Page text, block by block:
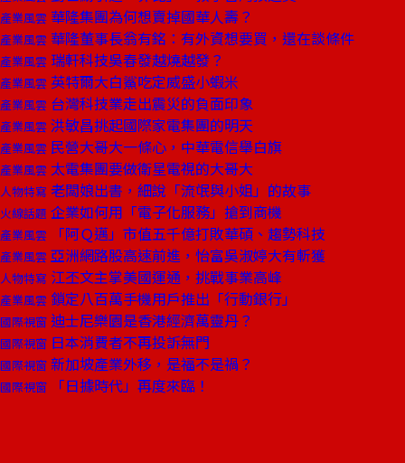
產業風雲 華隆集團為何想賣掉國華人壽？
產業風雲 華隆董事長翁有銘：有外資想要買，還在談條件
產業風雲 瑞軒科技吳春發越燒越發？
產業風雲 英特爾大白鯊吃定威盛小蝦米
產業風雲 台灣科技業走出震災的負面印象
產業風雲 洪敏昌挑起國際家電集團的明天
產業風雲 民營大哥大一條心，中華電信舉白旗
產業風雲 太電集團要做衛星電視的大哥大
人物特寫 老闆娘出書，細說「流氓與小姐」的故事
火線話題 企業如何用「電子化服務」搶到商機
產業風雲 「阿Ｑ邁」市值五千億打敗華碩、趨勢科技
產業風雲 亞洲網路股高速前進，怡富吳淑婷大有斬獲
人物特寫 江丕文主掌美國運通，挑戰事業高峰
產業風雲 鎖定八百萬手機用戶推出「行動銀行」
國際視窗 迪士尼樂園是香港經濟萬靈丹？
國際視窗 日本消費者不再投訴無門
國際視窗 新加坡產業外移，是福不是禍？
國際視窗 「日據時代」再度來臨！